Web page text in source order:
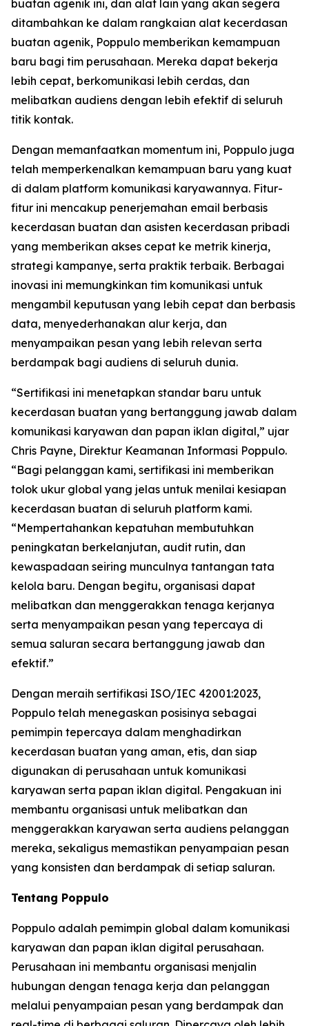
buatan agenik ini, dan alat lain yang akan segera
ditambahkan ke dalam rangkaian alat kecerdasan
buatan agenik, Poppulo memberikan kemampuan
baru bagi tim perusahaan. Mereka dapat bekerja
lebih cepat, berkomunikasi lebih cerdas, dan
melibatkan audiens dengan lebih efektif di seluruh
titik kontak.
Dengan memanfaatkan momentum ini, Poppulo juga
telah memperkenalkan kemampuan baru yang kuat
di dalam platform komunikasi karyawannya. Fitur-
fitur ini mencakup penerjemahan email berbasis
kecerdasan buatan dan asisten kecerdasan pribadi
yang memberikan akses cepat ke metrik kinerja,
strategi kampanye, serta praktik terbaik. Berbagai
inovasi ini memungkinkan tim komunikasi untuk
mengambil keputusan yang lebih cepat dan berbasis
data, menyederhanakan alur kerja, dan
menyampaikan pesan yang lebih relevan serta
berdampak bagi audiens di seluruh dunia.
“Sertifikasi ini menetapkan standar baru untuk
kecerdasan buatan yang bertanggung jawab dalam
komunikasi karyawan dan papan iklan digital,” ujar
Chris Payne, Direktur Keamanan Informasi Poppulo.
“Bagi pelanggan kami, sertifikasi ini memberikan
tolok ukur global yang jelas untuk menilai kesiapan
kecerdasan buatan di seluruh platform kami.
“Mempertahankan kepatuhan membutuhkan
peningkatan berkelanjutan, audit rutin, dan
kewaspadaan seiring munculnya tantangan tata
kelola baru. Dengan begitu, organisasi dapat
melibatkan dan menggerakkan tenaga kerjanya
serta menyampaikan pesan yang tepercaya di
semua saluran secara bertanggung jawab dan
efektif.”
Dengan meraih sertifikasi ISO/IEC 42001:2023,
Poppulo telah menegaskan posisinya sebagai
pemimpin tepercaya dalam menghadirkan
kecerdasan buatan yang aman, etis, dan siap
digunakan di perusahaan untuk komunikasi
karyawan serta papan iklan digital. Pengakuan ini
membantu organisasi untuk melibatkan dan
menggerakkan karyawan serta audiens pelanggan
mereka, sekaligus memastikan penyampaian pesan
yang konsisten dan berdampak di setiap saluran.
Tentang Poppulo
Poppulo adalah pemimpin global dalam komunikasi
karyawan dan papan iklan digital perusahaan.
Perusahaan ini membantu organisasi menjalin
hubungan dengan tenaga kerja dan pelanggan
melalui penyampaian pesan yang berdampak dan